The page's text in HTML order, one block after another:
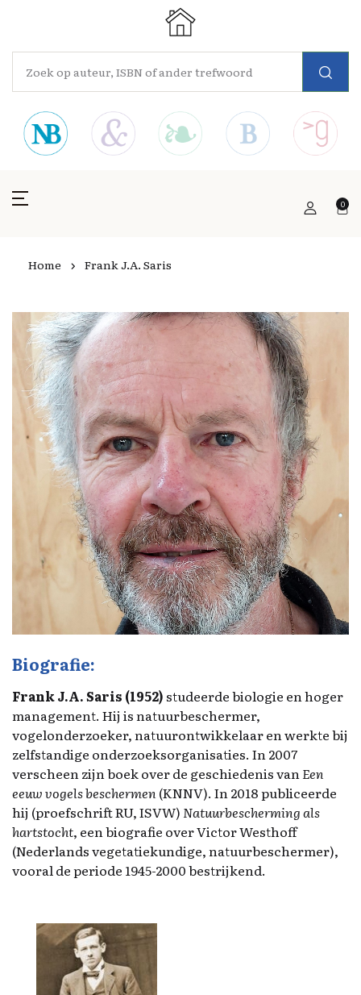
0
Home Frank J.A. Saris
Biografie:
Frank J.A. Saris (1952) studeerde biologie en hoger
management. Hij is natuurbeschermer,
vogelonderzoeker, natuurontwikkelaar en werkte bij
zelfstandige onderzoeksorganisaties. In 2007
verscheen zijn boek over de geschiedenis vanEen
eeuw vogels beschermen (KNNV). In 2018 publiceerde
hij (proefschrift RU, ISVW) Natuurbescherming als
hartstocht, een biografie over Victor Westhoff
(Nederlands vegetatiekundige, natuurbeschermer),
vooral de periode 1945-2000 bestrijkend.